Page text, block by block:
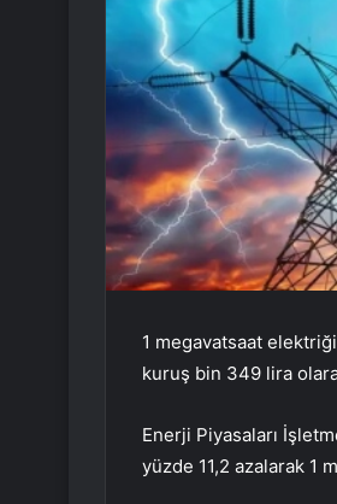
1 megavatsaat
kuruş bin 349 lira
Enerji Piyasaları
yüzde 11,2 azalarak 1